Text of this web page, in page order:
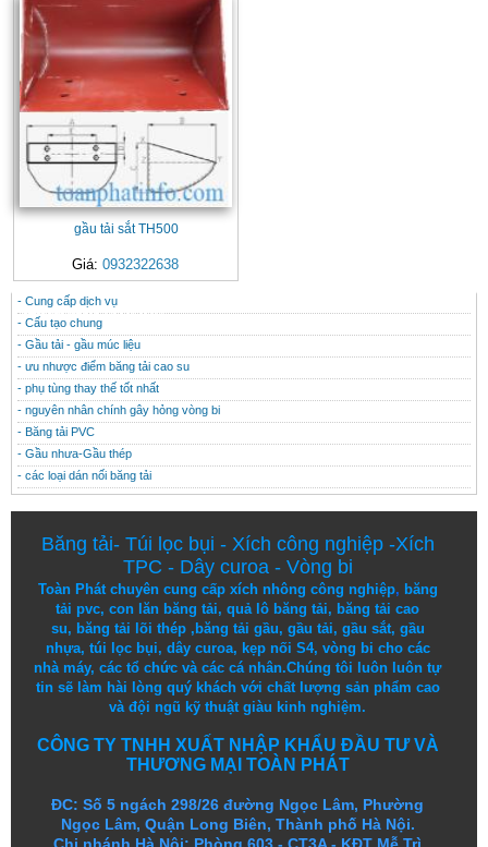
gầu tải sắt TH500
Giá: 0932322638
CONTACT
THÔNG TIN HỮU ÍCH
- Cung cấp dịch vụ
- Cấu tạo chung
- Gầu tải - gầu múc liệu
- ưu nhược điểm băng tải cao su
- phụ tùng thay thế tốt nhất
- nguyên nhân chính gây hỏng vòng bi
- Băng tải PVC
- Gầu nhưa-Gầu thép
- các loại dán nối băng tải
Băng tải- Túi lọc bụi - Xích công nghiệp-Xích
TPC - Dây curoa - Vòng bi
Toàn Phát chuyên cung cấp xích nhông công nghiệp, băng
tải pvc,con lăn băng tải,quả lô băng tải, băng tải cao
su, băng tải lõi thép,băng tải gầu, gầu tải, gầu sắt, gầu
nhựa, túi lọc bụi, dây curoa, kẹp nối S4, vòng bi cho các
nhà máy, các tổ chức và các cá nhân.Chúng tôi luôn luôn tự
tin sẽ làm hài lòng quý khách với chất lượng sảnphẩm cao
và đội ngũ kỹ thuật giàu kinh nghiệm.
CÔNG TY TNHH XUẤT NHẬP KHẨU ĐẦU TƯ VÀ
THƯƠNG MẠI TOÀN PHÁT
ĐC: Số 5 ngách 298/26 đường Ngọc Lâm, Phường
Ngọc Lâm, Quận Long Biên, Thành phố Hà Nội.
Chi nhánh Hà Nội: Phòng 603 - CT3A - KĐT Mễ Trì